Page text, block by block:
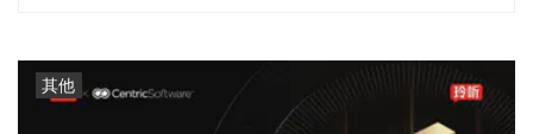
其他